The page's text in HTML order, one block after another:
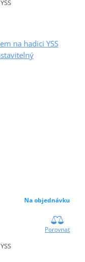
na hadici YSS
Na objednávku
Porovnat